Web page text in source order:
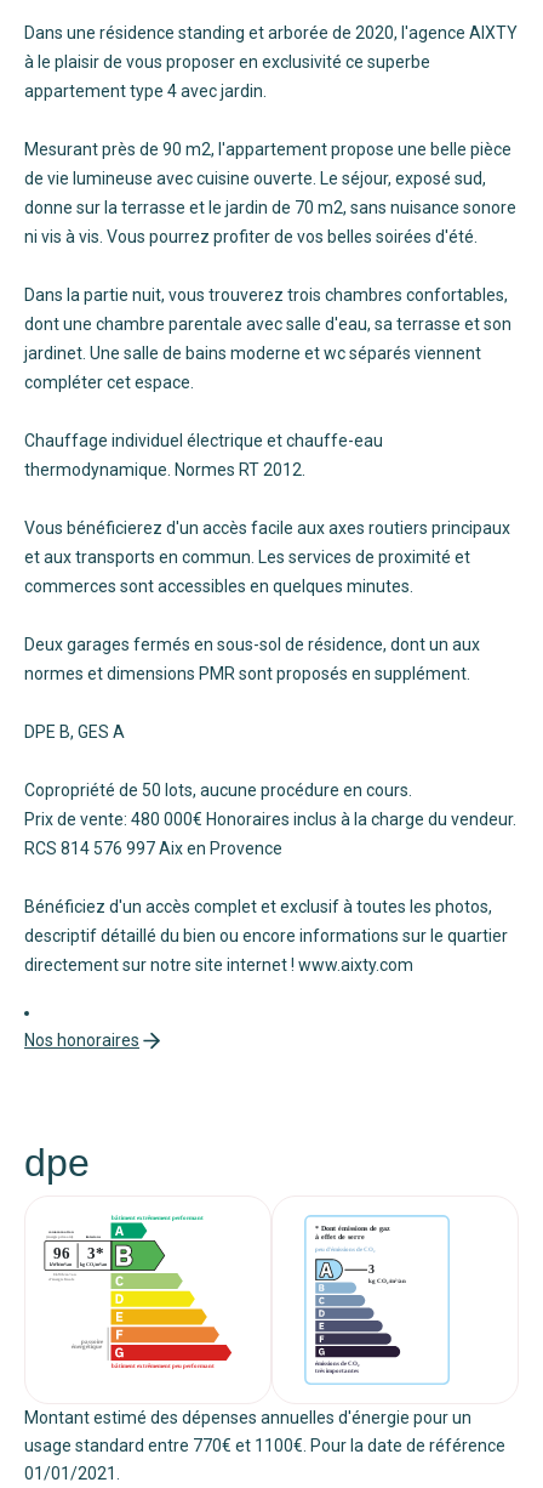
Dans une résidence standing et arborée de 2020, l'agence AIXTY
à le plaisir de vous proposer en exclusivité ce superbe
appartement type 4 avec jardin.
Mesurant près de 90 m2, l'appartement propose une belle pièce
de vie lumineuse avec cuisine ouverte. Le séjour, exposé sud,
donne sur la terrasse et le jardin de 70 m2, sans nuisance sonore
ni vis à vis. Vous pourrez profiter de vos belles soirées d'été.
Dans la partie nuit, vous trouverez trois chambres confortables,
dont une chambre parentale avec salle d'eau, sa terrasse et son
jardinet. Une salle de bains moderne et wc séparés viennent
compléter cet espace.
Chauffage individuel électrique et chauffe-eau
thermodynamique. Normes RT 2012.
Vous bénéficierez d'un accès facile aux axes routiers principaux
et aux transports en commun. Les services de proximité et
commerces sont accessibles en quelques minutes.
Deux garages fermés en sous-sol de résidence, dont un aux
normes et dimensions PMR sont proposés en supplément.
DPE B, GES A
Copropriété de 50 lots, aucune procédure en cours.
Prix de vente: 480 000€ Honoraires inclus à la charge du vendeur.
RCS 814 576 997 Aix en Provence
Bénéficiez d'un accès complet et exclusif à toutes les photos,
descriptif détaillé du bien ou encore informations sur le quartier
directement sur notre site internet ! www.aixty.com
Nos honoraires
dpe
Montant estimé des dépenses annuelles d'énergie pour un
usage standard entre 770€ et 1100€. Pour la date de référence
01/01/2021.